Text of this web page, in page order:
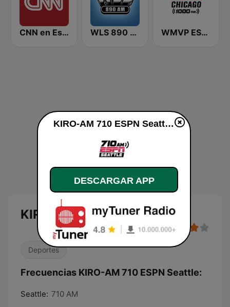
CNN en Español WLS 890 AM WMVP ESPN Chicago 1000 AM
KIRO-AM 710 ESPN Seattle
Deportes
Frecuencias KIRO-AM 710 ESPN Seattle:
Seattle: 710 AM
KIRO-AM 710 ESPN Seattle en línea
DESCARGAR APP